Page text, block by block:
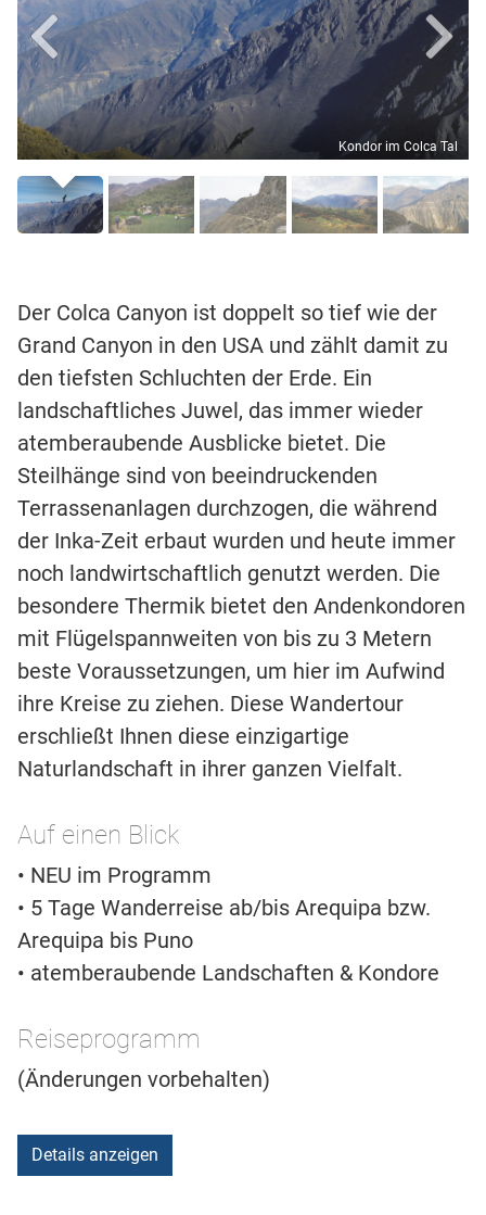
Kondor im Colca Tal
Der Colca Canyon ist doppelt so tief wie der
Grand Canyon in den USA und zählt damit zu
den tiefsten Schluchten der Erde. Ein
landschaftliches Juwel, das immer wieder
atemberaubende Ausblicke bietet. Die
Steilhänge sind von beeindruckenden
Terrassenanlagen durchzogen, die während
der Inka-Zeit erbaut wurden und heute immer
noch landwirtschaftlich genutzt werden. Die
besondere Thermik bietet den Andenkondoren
mit Flügelspannweiten von bis zu 3 Metern
beste Voraussetzungen, um hier im Aufwind
ihre Kreise zu ziehen. Diese Wandertour
erschließt Ihnen diese einzigartige
Naturlandschaft in ihrer ganzen Vielfalt.
Auf einen Blick
• NEU im Programm
• 5 Tage Wanderreise ab/bis Arequipa bzw.
Arequipa bis Puno
• atemberaubende Landschaften & Kondore
Reiseprogramm
(Änderungen vorbehalten)
Details anzeigen